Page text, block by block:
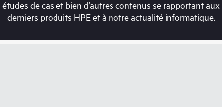
Votre panier est
études de cas et bien d’autres contenus se rapportant aux
derniers produits HPE et à notre actualité informatique.